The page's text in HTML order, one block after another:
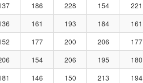
186 228 154 221
161 193 184 161
177 200 206 177
154 206 195 180
146 150 213 194